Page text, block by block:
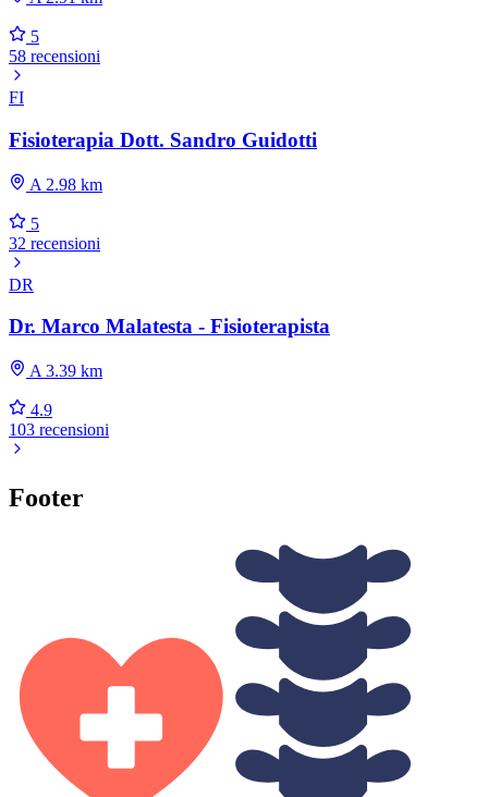
5
58 recensioni
FI
Fisioterapia Dott. Sandro Guidotti
A 2.98 km
5
32 recensioni
DR
Dr. Marco Malatesta - Fisioterapista
A 3.39 km
4.9
103 recensioni
Footer